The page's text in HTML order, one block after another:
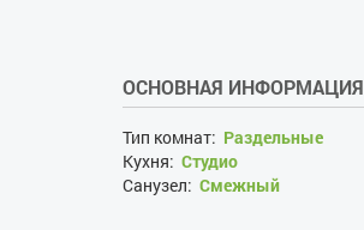
ОСНОВНАЯ ИНФОРМАЦИЯ
Тип комнат: Раздельные
Кухня: Студио
Санузел: Смежный